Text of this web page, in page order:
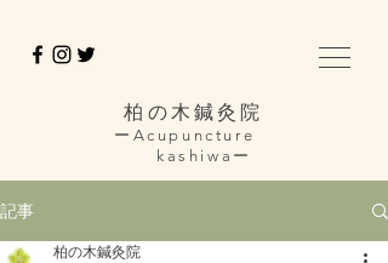
柏の木鍼灸院
ーAcupuncture
kashiwaー
記事
柏の木鍼灸院